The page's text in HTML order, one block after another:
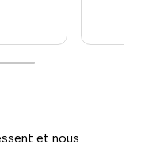
et nous